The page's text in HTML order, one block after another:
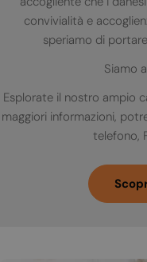
convivialità e
speriamo di
Siamo
Esplorate il nostro ampio
maggiori informazioni,
telefono,